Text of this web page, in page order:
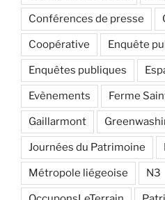
Conférences de presse
Coopérative Enquête
Enquêtes publiques
Evènements Ferme
Gaillarmont
Journées du Patrimoine
Métropole liégeoise N3